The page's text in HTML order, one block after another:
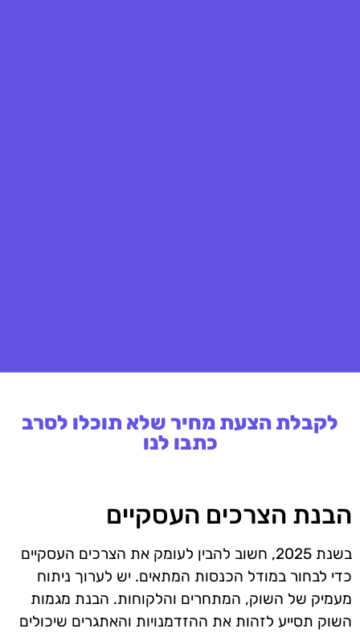
לקבלת הצעת מחיר שלא תוכלו לסרב
כתבו לנו
הבנת הצרכים העסקיים
בשנת 2025, חשוב להבין לעומק את הצרכים העסקיים
כדי לבחור במודל הכנסות המתאים. יש לערוך ניתוח
מעמיק של השוק, המתחרים והלקוחות. הבנת מגמות
השוק תסייע לזהות את ההזדמנויות והאתגרים שיכולים